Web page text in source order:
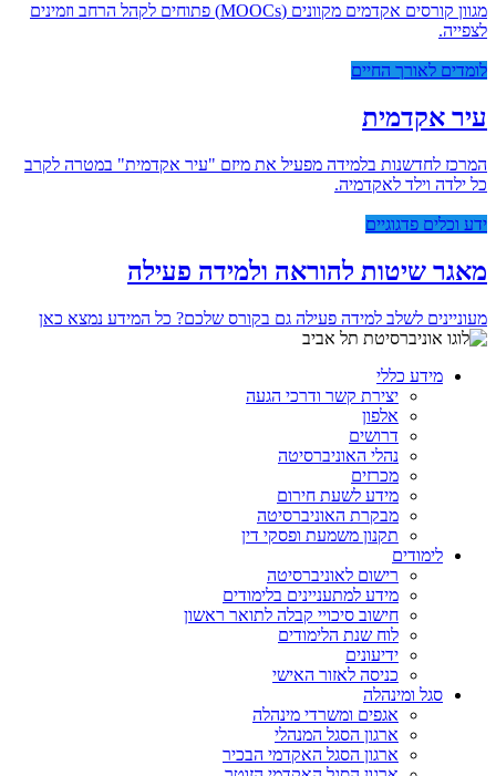
מגוון קורסים אקדמים מקוונים (MOOCs) פתוחים לקהל הרחב וזמינים
לצפייה.
לומדים לאורך החיים
עיר אקדמית
המרכז לחדשנות בלמידה מפעיל את מיזם "עיר אקדמית" במטרה לקרב
כל ילדה וילד לאקדמיה.
ידע וכלים פדגוגיים
מאגר שיטות להוראה ולמידה פעילה
מעוניינים לשלב למידה פעילה גם בקורס שלכם? כל המידע נמצא כאן
מידע כללי
יצירת קשר ודרכי הגעה
אלפון
דרושים
נהלי האוניברסיטה
מכרזים
מידע לשעת חירום
מבקרת האוניברסיטה
תקנון משמעת ופסקי דין
לימודים
רישום לאוניברסיטה
מידע למתעניינים בלימודים
חישוב סיכויי קבלה לתואר ראשון
לוח שנת הלימודים
ידיעונים
כניסה לאזור האישי
סגל ומינהלה
אגפים ומשרדי מינהלה
ארגון הסגל המנהלי
ארגון הסגל האקדמי הבכיר